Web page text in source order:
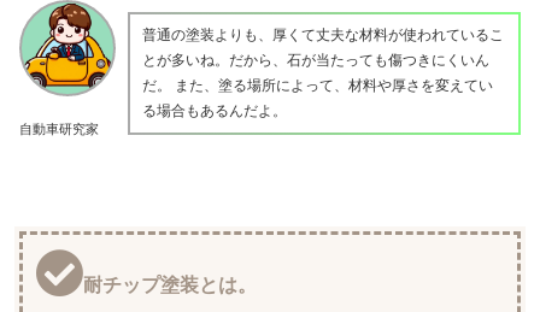
自動車研究家
普通の塗装よりも、厚くて丈夫な材料が使われているこ
とが多いね。だから、石が当たっても傷つきにくいん
だ。 また、塗る場所によって、材料や厚さを変えてい
る場合もあるんだよ。
耐チップ塗装とは。